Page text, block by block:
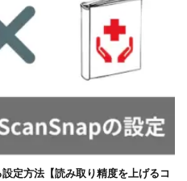
定方法【読み取り精度を上げるコ